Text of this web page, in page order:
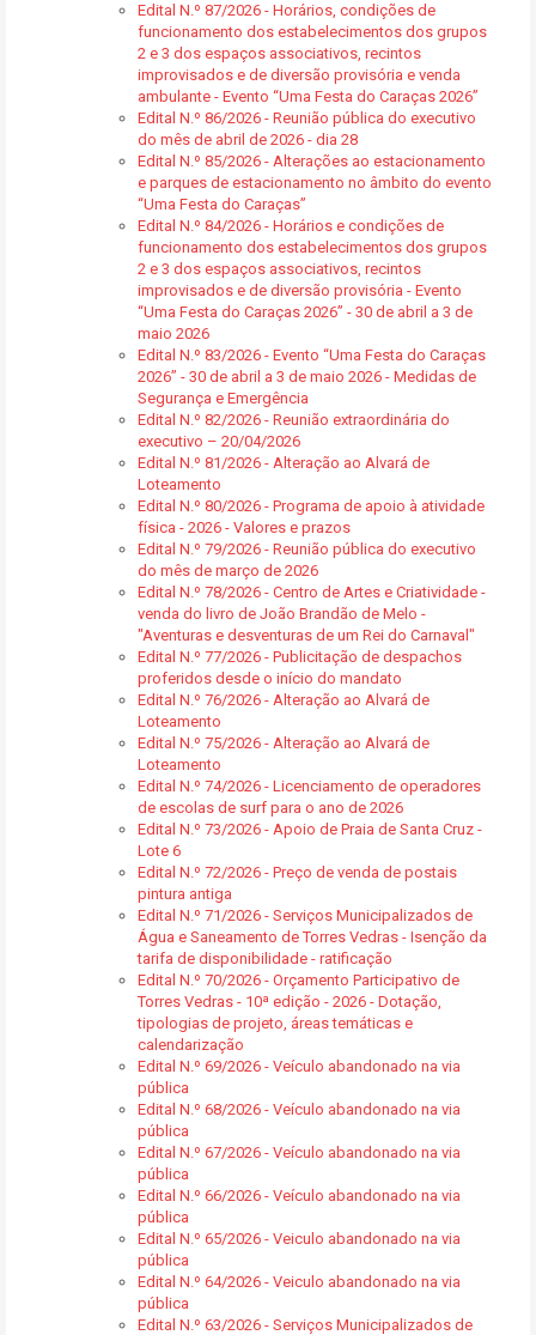
Edital N.º 87/2026 - Horários, condições de
funcionamento dos estabelecimentos dos grupos
2 e 3 dos espaços associativos, recintos
improvisados e de diversão provisória e venda
ambulante - Evento “Uma Festa do Caraças 2026”
Edital N.º 86/2026 - Reunião pública do executivo
do mês de abril de 2026 - dia 28
Edital N.º 85/2026 - Alterações ao estacionamento
e parques de estacionamento no âmbito do evento
“Uma Festa do Caraças”
Edital N.º 84/2026 - Horários e condições de
funcionamento dos estabelecimentos dos grupos
2 e 3 dos espaços associativos, recintos
improvisados e de diversão provisória - Evento
“Uma Festa do Caraças 2026” - 30 de abril a 3 de
maio 2026
Edital N.º 83/2026 - Evento “Uma Festa do Caraças
2026” - 30 de abril a 3 de maio 2026 - Medidas de
Segurança e Emergência
Edital N.º 82/2026 - Reunião extraordinária do
executivo – 20/04/2026
Edital N.º 81/2026 - Alteração ao Alvará de
Loteamento
Edital N.º 80/2026 - Programa de apoio à atividade
física - 2026 - Valores e prazos
Edital N.º 79/2026 - Reunião pública do executivo
do mês de março de 2026
Edital N.º 78/2026 - Centro de Artes e Criatividade -
venda do livro de João Brandão de Melo -
"Aventuras e desventuras de um Rei do Carnaval"
Edital N.º 77/2026 - Publicitação de despachos
proferidos desde o início do mandato
Edital N.º 76/2026 - Alteração ao Alvará de
Loteamento
Edital N.º 75/2026 - Alteração ao Alvará de
Loteamento
Edital N.º 74/2026 - Licenciamento de operadores
de escolas de surf para o ano de 2026
Edital N.º 73/2026 - Apoio de Praia de Santa Cruz -
Lote 6
Edital N.º 72/2026 - Preço de venda de postais
pintura antiga
Edital N.º 71/2026 - Serviços Municipalizados de
Água e Saneamento de Torres Vedras - Isenção da
tarifa de disponibilidade - ratificação
Edital N.º 70/2026 - Orçamento Participativo de
Torres Vedras - 10ª edição - 2026 - Dotação,
tipologias de projeto, áreas temáticas e
calendarização
Edital N.º 69/2026 - Veículo abandonado na via
pública
Edital N.º 68/2026 - Veículo abandonado na via
pública
Edital N.º 67/2026 - Veículo abandonado na via
pública
Edital N.º 66/2026 - Veículo abandonado na via
pública
Edital N.º 65/2026 - Veiculo abandonado na via
pública
Edital N.º 64/2026 - Veiculo abandonado na via
pública
Edital N.º 63/2026 - Serviços Municipalizados de